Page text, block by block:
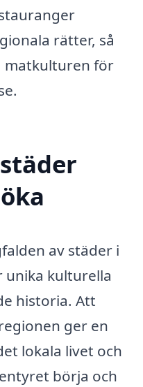
rätter, så
matkulturen för
av städer i
unika kulturella
historia. Att
ger en
lokala livet och
börja och